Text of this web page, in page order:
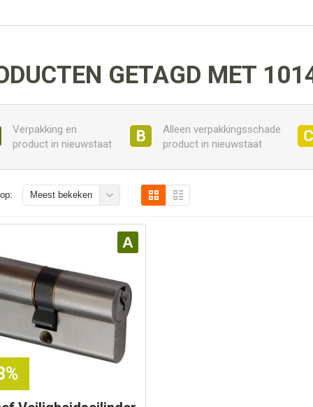
GETAGD MET
Verpakking en
product in nieuwstaat
B
Alleen verpakkingsschade
product in nieuwstaat
Meest bekeken
A